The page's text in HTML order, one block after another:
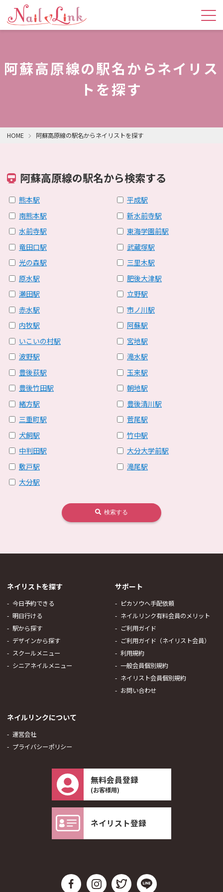
阿蘇高原線の駅名からネイリス
トを探す
HOME 阿蘇高原線の駅名からネイリストを探す
阿蘇高原線の駅名から検索する
熊本駅
平成駅
南熊本駅
新水前寺駅
水前寺駅
東海学園前駅
竜田口駅
武蔵塚駅
光の森駅
三里木駅
原水駅
肥後大津駅
瀬田駅
立野駅
赤水駅
市ノ川駅
内牧駅
阿蘇駅
いこいの村駅
宮地駅
波野駅
滝水駅
豊後荻駅
玉来駅
豊後竹田駅
朝地駅
緒方駅
豊後清川駅
三重町駅
菅尾駅
犬飼駅
竹中駅
中判田駅
大分大学前駅
敷戸駅
滝尾駅
大分駅
検索する
ネイリストを探す
今日予約できる
明日行ける
駅から探す
デザインから探す
スクールメニュー
シニアネイルメニュー
サポート
ピカソウへ手配依頼
ネイルリンク有料会員のメリット
ご利用ガイド
ご利用ガイド（ネイリスト会員）
利用規約
一般会員個別規約
ネイリスト会員個別規約
お問い合わせ
ネイルリンクについて
運営会社
プライバシーポリシー
無料会員登録
(お客様用)
ネイリスト登録